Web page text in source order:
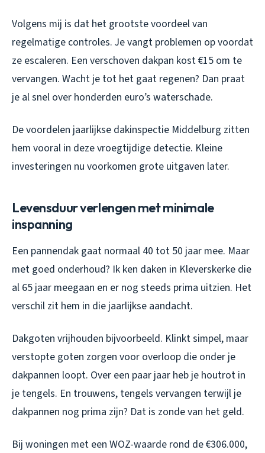
Volgens mij is dat het grootste voordeel van
regelmatige controles. Je vangt problemen op voordat
ze escaleren. Een verschoven dakpan kost €15 om te
vervangen. Wacht je tot het gaat regenen? Dan praat
je al snel over honderden euro’s waterschade.
De voordelen jaarlijkse dakinspectie Middelburg zitten
hem vooral in deze vroegtijdige detectie. Kleine
investeringen nu voorkomen grote uitgaven later.
Levensduur verlengen met minimale
inspanning
Een pannendak gaat normaal 40 tot 50 jaar mee. Maar
met goed onderhoud? Ik ken daken in Kleverskerke die
al 65 jaar meegaan en er nog steeds prima uitzien. Het
verschil zit hem in die jaarlijkse aandacht.
Dakgoten vrijhouden bijvoorbeeld. Klinkt simpel, maar
verstopte goten zorgen voor overloop die onder je
dakpannen loopt. Over een paar jaar heb je houtrot in
je tengels. En trouwens, tengels vervangen terwijl je
dakpannen nog prima zijn? Dat is zonde van het geld.
Bij woningen met een WOZ-waarde rond de €306.000,